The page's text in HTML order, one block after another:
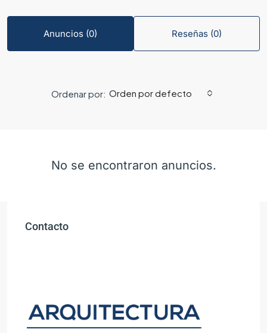
Anuncios (0) Reseñas (0)
Ordenar por: Orden por defecto
No se encontraron anuncios.
Contacto